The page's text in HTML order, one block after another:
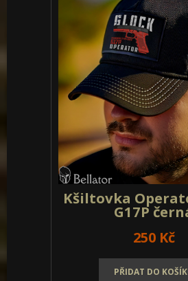
Kšiltovka
G17P
250 Kč